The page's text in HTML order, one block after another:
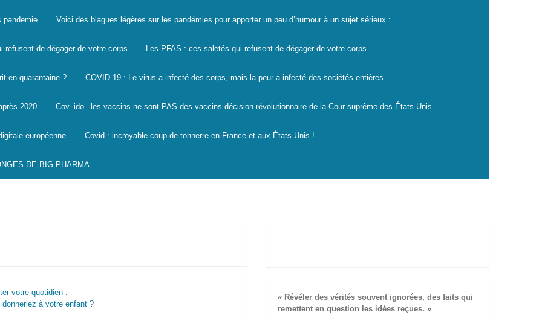
pandemie Voici des blagues légères sur les pandémies pour apporter un peu d’humour à un sujet sérieux :
refusent de dégager de votre corps Les PFAS : ces saletés qui refusent de dégager de votre corps
en quarantaine ? COVID-19 : Le virus a infecté des corps, mais la peur a infecté des sociétés entières
2020 Cov–ido– les vaccins ne sont PAS des vaccins.décision révolutionnaire de la Cour suprême des États-Unis
européenne Covid : incroyable coup de tonnerre en France et aux États-Unis !
DE BIG PHARMA
votre quotidien :
à votre enfant ?
« Révéler des vérités souvent ignorées, des faits qui
remettent en question les idées reçues. »